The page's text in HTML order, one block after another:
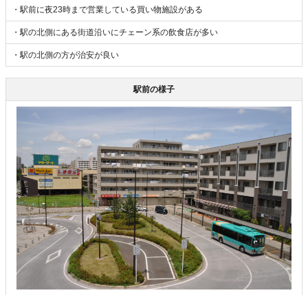
・駅前に夜23時まで営業している買い物施設がある
・駅の北側にある街道沿いにチェーン系の飲食店が多い
・駅の北側の方が治安が良い
駅前の様子